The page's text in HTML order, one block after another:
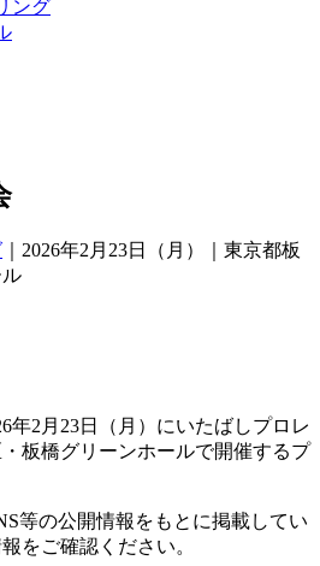
ング
2026年2月23日（月）｜東京都板
年2月23日（月）にいたばしプロレ
板橋グリーンホールで開催するプ
等の公開情報をもとに掲載してい
をご確認ください。